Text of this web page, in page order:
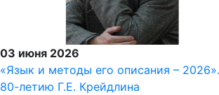
03 июня 2026
«Язык и методы его описания –
80-летию Г.Е. Крейдлина